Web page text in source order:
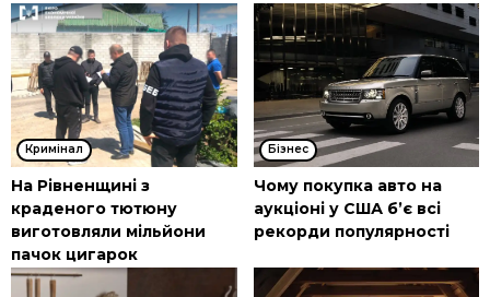
Кримінал
На Рівненщині з
краденого тютюну
виготовляли мільйони
пачок цигарок
Бізнес
Чому покупка авто на
аукціоні у США б’є всі
рекорди популярності